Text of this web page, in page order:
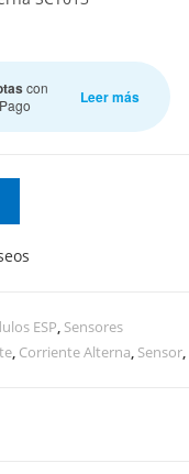
con
Leer más
ESP, Sensores
, Corriente Alterna, Sensor,